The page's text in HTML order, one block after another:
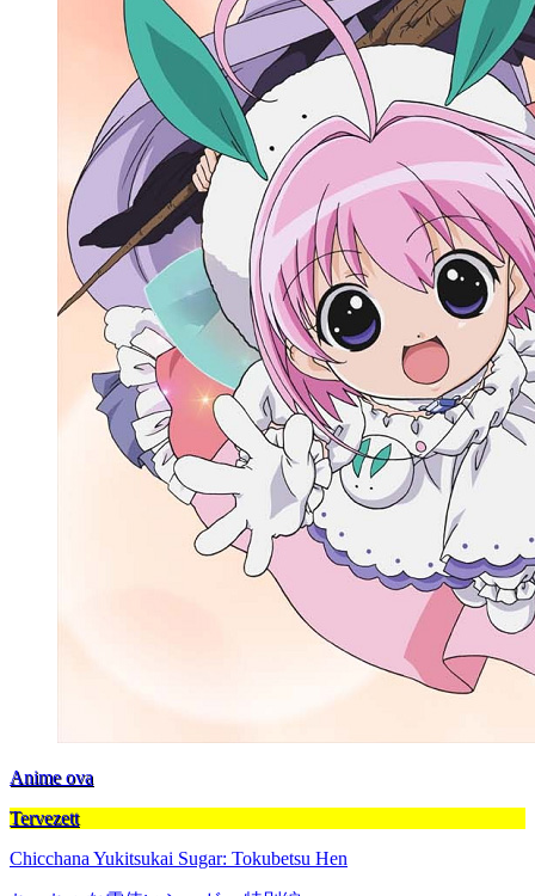
Anime ova
Tervezett
Chicchana Yukitsukai Sugar: Tokubetsu Hen